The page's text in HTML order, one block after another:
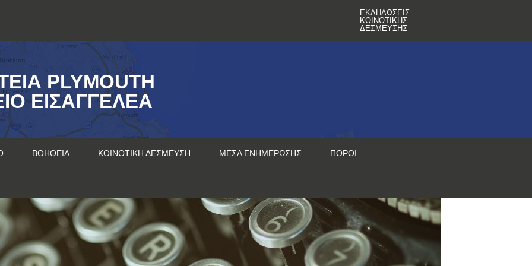
ΕΚΔΗΛΏΣΕΙΣ
ΚΟΙΝΟΤΙΚΉΣ
ΔΈΣΜΕΥΣΗΣ
PLYMOUTH
ΕΙΣΑΓΓΕΛΈΑ
ΒΟΉΘΕΙΑ ΚΟΙΝΟΤΙΚΉ ΔΈΣΜΕΥΣΗ ΜΈΣΑ ΕΝΗΜΈΡΩΣΗΣ ΠΌΡΟΙ